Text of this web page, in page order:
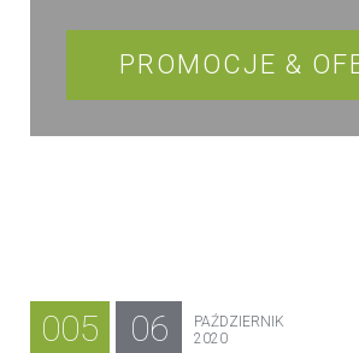
PROMOCJE &
005 06
PAŹDZIERNIK
2020